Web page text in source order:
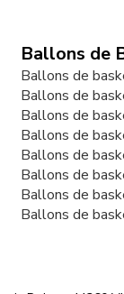
Ballons de
Ballons de
Ballons de
Ballons de
Ballons de
Ballons de
Ballons de
Ballons de
Ballons de